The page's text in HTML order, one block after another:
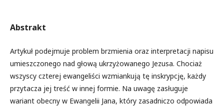
Abstrakt
Artykuł podejmuje problem brzmienia oraz interpretacji napisu
umieszczonego nad głową ukrzyżowanego Jezusa. Chociaż
wszyscy czterej ewangeliści wzmiankują tę inskrypcję, każdy
przytacza jej treść w innej formie. Na uwagę zasługuje
wariant obecny w Ewangelii Jana, który zasadniczo odpowiada